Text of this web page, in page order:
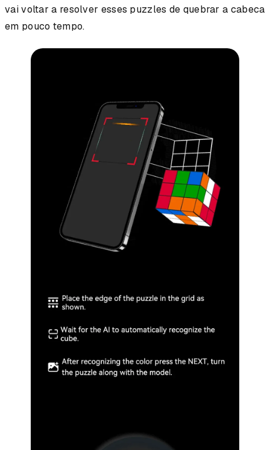
vai voltar a resolver esses puzzles de quebrar a cabeca
em pouco tempo.